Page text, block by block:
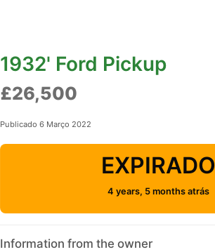
1932' Ford Pickup
£26,500
Publicado 6 Março 2022
EXPIRADO
4 years, 5 months atrás
Information from the owner